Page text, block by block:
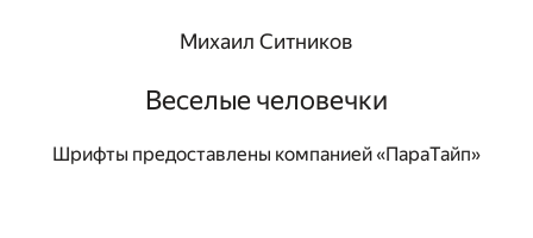
Михаил Ситников
Веселые человечки
Шрифты предоставлены компанией «ПараТайп»